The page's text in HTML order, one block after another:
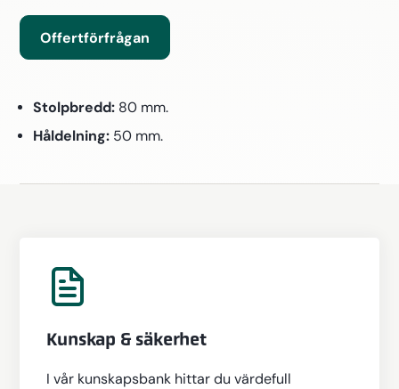
Offertförfrågan
Stolpbredd: 80 mm.
Håldelning: 50 mm.
Kunskap & säkerhet
I vår kunskapsbank hittar du värdefull